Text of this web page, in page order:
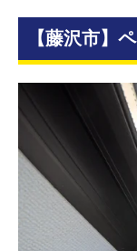
【藤沢市】